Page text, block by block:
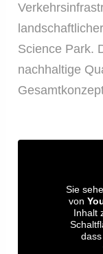
Science Park.
nachhaltige
Sie
von
Inhalt